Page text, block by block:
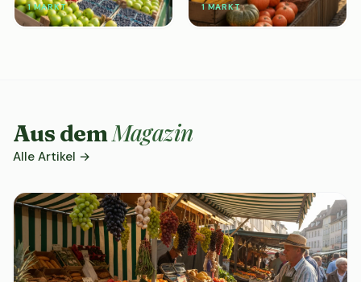
1 MARKT 1 MARKT
Aus demMagazin
Alle Artikel →